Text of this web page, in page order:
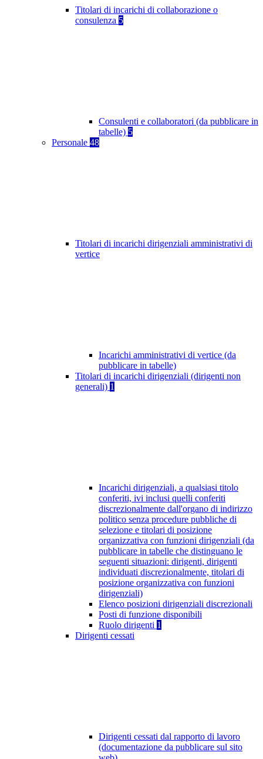
Titolari di incarichi di collaborazione o
consulenza 5
Consulenti e collaboratori (da pubblicare in
tabelle) 5
Personale 48
Titolari di incarichi dirigenziali amministrativi di
vertice
Incarichi amministrativi di vertice (da
pubblicare in tabelle)
Titolari di incarichi dirigenziali (dirigenti non
generali) 1
Incarichi dirigenziali, a qualsiasi titolo
conferiti, ivi inclusi quelli conferiti
discrezionalmente dall'organo di indirizzo
politico senza procedure pubbliche di
selezione e titolari di posizione
organizzativa con funzioni dirigenziali (da
pubblicare in tabelle che distinguano le
seguenti situazioni: dirigenti, dirigenti
individuati discrezionalmente, titolari di
posizione organizzativa con funzioni
dirigenziali)
Elenco posizioni dirigenziali discrezionali
Posti di funzione disponibili
Ruolo dirigenti 1
Dirigenti cessati
Dirigenti cessati dal rapporto di lavoro
(documentazione da pubblicare sul sito